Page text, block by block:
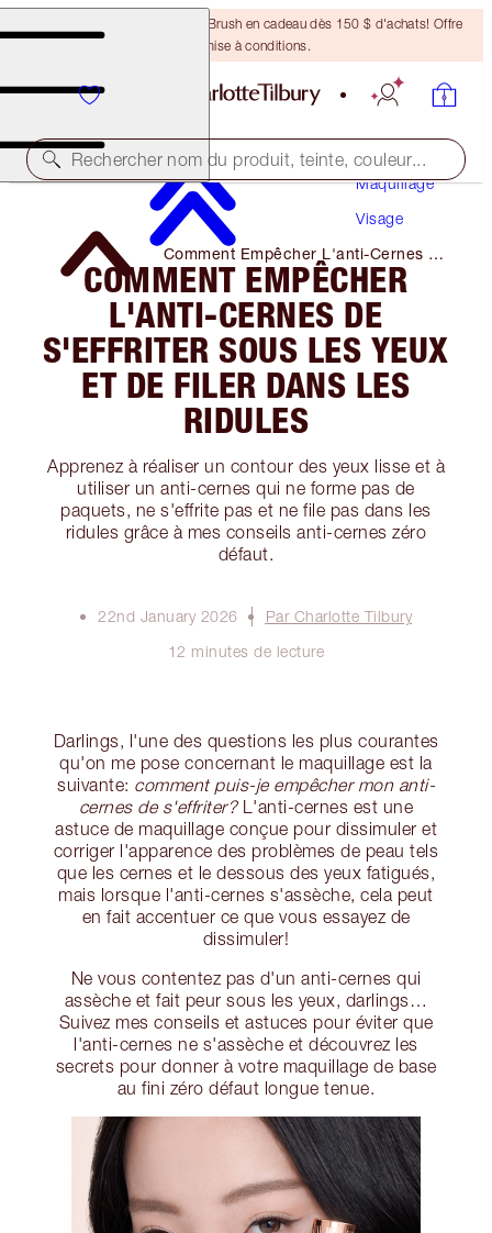
Recevez un pinceau Bronzing Brush en cadeau dès 150 $ d'achats! Offre
soumise à conditions.
Rechercher nom du produit, teinte, couleur...
Maquillage
Visage
Comment Empêcher L'anti-Cernes De
S'effriter Sous Les Yeux Et De Filer
Dans Les Ridules
COMMENT EMPÊCHER
L'ANTI-CERNES DE
S'EFFRITER SOUS LES YEUX
ET DE FILER DANS LES
RIDULES
Apprenez à réaliser un contour des yeux lisse et à
utiliser un anti-cernes qui ne forme pas de
paquets, ne s'effrite pas et ne file pas dans les
ridules grâce à mes conseils anti-cernes zéro
défaut.
22nd January 2026
Par Charlotte Tilbury
12 minutes de lecture
Darlings, l'une des questions les plus courantes
qu'on me pose concernant le maquillage est la
suivante: comment puis-je empêcher mon anti-
cernes de s'effriter?L'anti-cernes est une
astuce de maquillage conçue pour dissimuler et
corriger l'apparence des problèmes de peau tels
que les cernes et le dessous des yeux fatigués,
mais lorsque l'anti-cernes s'assèche, cela peut
en fait accentuer ce que vous essayez de
dissimuler!
Ne vous contentez pas d'un anti-cernes qui
assèche et fait peur sous les yeux, darlings…
Suivez mes conseils et astuces pour éviter que
l'anti-cernes ne s'assèche et découvrez les
secrets pour donner à votre maquillage de base
au fini zéro défaut longue tenue.